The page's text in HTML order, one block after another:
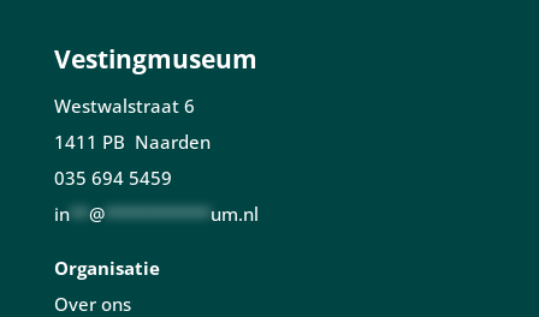
Vestingmuseum
Westwalstraat 6
1411 PB Naarden
035 694 5459
in** @*********** um.nl
Organisatie
Over ons